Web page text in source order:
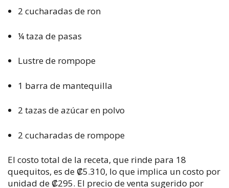
2 cucharadas de ron
¼ taza de pasas
Lustre de rompope
1 barra de mantequilla
2 tazas de azúcar en polvo
2 cucharadas de rompope
El costo total de la receta, que rinde para 18
quequitos, es de₡5.310, lo que implica un costo por
unidad de₡295. El precio de venta sugerido por